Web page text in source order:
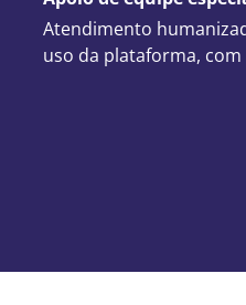
Atendimento
uso da plataforma,